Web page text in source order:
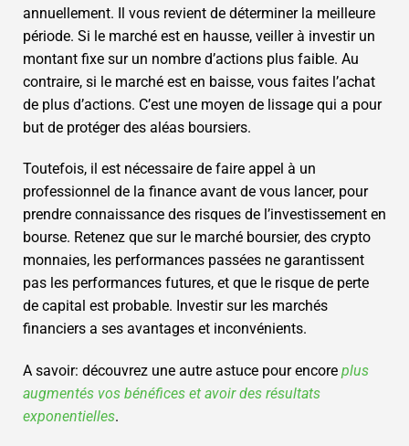
annuellement. Il vous revient de déterminer la meilleure
période. Si le marché est en hausse, veiller à investir un
montant fixe sur un nombre d’actions plus faible. Au
contraire, si le marché est en baisse, vous faites l’achat
de plus d’actions. C’est une moyen de lissage qui a pour
but de protéger des aléas boursiers.
Toutefois, il est nécessaire de faire appel à un
professionnel de la finance avant de vous lancer, pour
prendre connaissance des risques de l’investissement en
bourse. Retenez que sur le marché boursier, des crypto
monnaies, les performances passées ne garantissent
pas les performances futures, et que le risque de perte
de capital est probable. Investir sur les marchés
financiers a ses avantages et inconvénients.
A savoir: découvrez une autre astuce pour encore plus
augmentés vos bénéfices et avoir des résultats
exponentielles.